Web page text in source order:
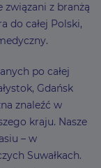
z branżą
do całej Polski,
po całej
Gdańsk
znaleźć w
kraju. Nasze
– w
Suwałkach.